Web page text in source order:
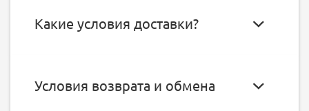
Какие условия доставки?
Условия возврата и обмена